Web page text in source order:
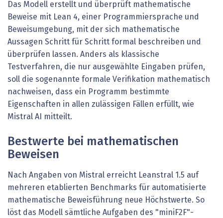
Das Modell erstellt und überprüft mathematische
Beweise mit Lean 4, einer Programmiersprache und
Beweisumgebung, mit der sich mathematische
Aussagen Schritt für Schritt formal beschreiben und
überprüfen lassen. Anders als klassische
Testverfahren, die nur ausgewählte Eingaben prüfen,
soll die sogenannte formale Verifikation mathematisch
nachweisen, dass ein Programm bestimmte
Eigenschaften in allen zulässigen Fällen erfüllt, wie
Mistral AI mitteilt.
Bestwerte bei mathematischen
Beweisen
Nach Angaben von Mistral erreicht Leanstral 1.5 auf
mehreren etablierten Benchmarks für automatisierte
mathematische Beweisführung neue Höchstwerte. So
löst das Modell sämtliche Aufgaben des "miniF2F"-